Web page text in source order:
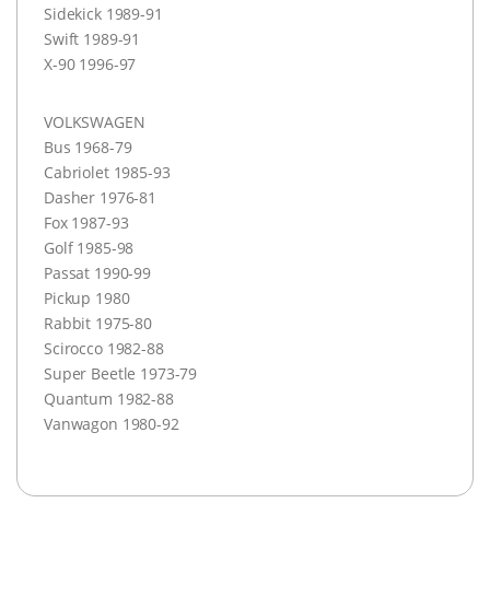
Sidekick 1989-91
Swift 1989-91
X-90 1996-97
VOLKSWAGEN
Bus 1968-79
Cabriolet 1985-93
Dasher 1976-81
Fox 1987-93
Golf 1985-98
Passat 1990-99
Pickup 1980
Rabbit 1975-80
Scirocco 1982-88
Super Beetle 1973-79
Quantum 1982-88
Vanwagon 1980-92